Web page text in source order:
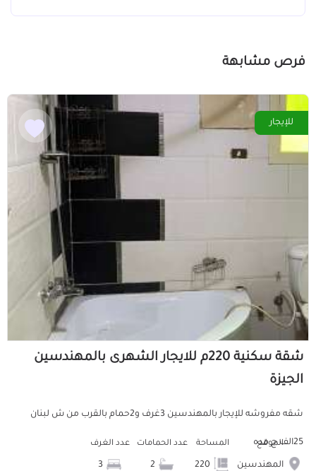
فرص مشابهة
للإيجار
شقة سكنية 220م للايجار الشهرى بالمهندسين
الجيزة
شقه مفروشه للإيجار بالمهندسين 3غرف و2حمام بالقرب من ش لبنان
25الف ج مده الموقع
المهندسين
المساحة عدد الحمامات عدد الغرف